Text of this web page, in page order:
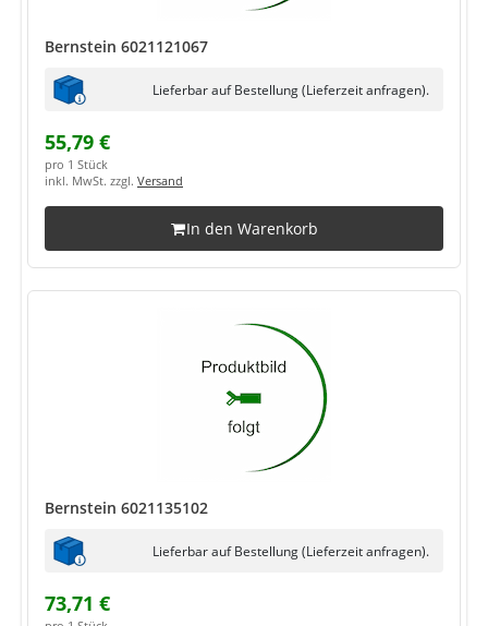
Bernstein 6021121067
Lieferbar auf Bestellung (Lieferzeit anfragen).
55,79 €
pro 1 Stück
inkl. MwSt. zzgl. Versand
In den Warenkorb
Bernstein 6021135102
Lieferbar auf Bestellung (Lieferzeit anfragen).
73,71 €